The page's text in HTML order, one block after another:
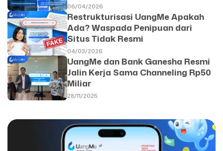
06/04/2026
Restrukturisasi UangMe Apakah
Ada? Waspada Penipuan dari
Situs Tidak Resmi
04/03/2026
UangMe dan Bank Ganesha Resmi
Jalin Kerja Sama Channeling Rp50
Miliar
28/11/2025